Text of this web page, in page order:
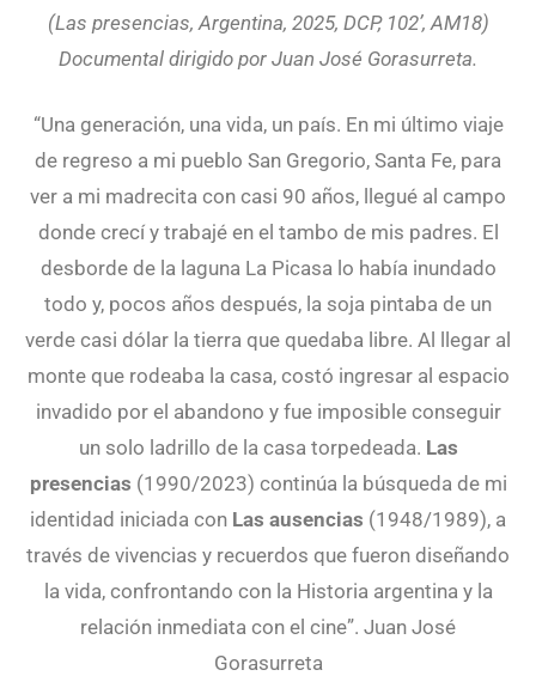
(Las presencias, Argentina, 2025, DCP, 102’, AM18)
Documental dirigido por Juan José Gorasurreta.
“Una generación, una vida, un país. En mi último viaje
de regreso a mi pueblo San Gregorio, Santa Fe, para
ver a mi madrecita con casi 90 años, llegué al campo
donde crecí y trabajé en el tambo de mis padres. El
desborde de la laguna La Picasa lo había inundado
todo y, pocos años después, la soja pintaba de un
verde casi dólar la tierra que quedaba libre. Al llegar al
monte que rodeaba la casa, costó ingresar al espacio
invadido por el abandono y fue imposible conseguir
un solo ladrillo de la casa torpedeada. Las
presencias (1990/2023) continúa la búsqueda de mi
identidad iniciada con Las ausencias (1948/1989), a
través de vivencias y recuerdos que fueron diseñando
la vida, confrontando con la Historia argentina y la
relación inmediata con el cine”. Juan José
Gorasurreta